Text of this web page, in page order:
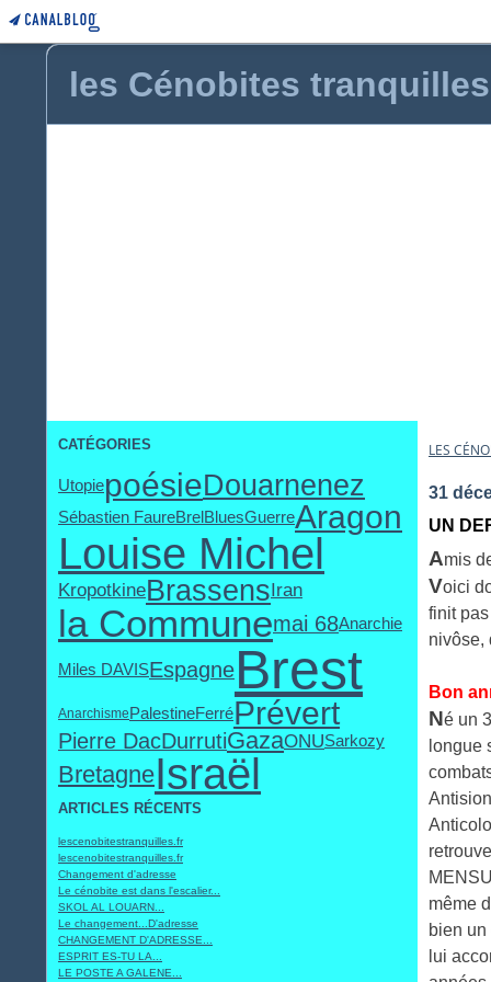
les Cénobites tranquilles
CATÉGORIES
UtopiepoésieDouarnenez
Sébastien FaureBrelBluesGuerreAragon
Louise Michel
KropotkineBrassensIran
la Communemai 68Anarchie
Miles DAVISEspagneBrest
AnarchismePalestineFerréPrévert
Pierre DacDurrutiGazaONUSarkozy
BretagneIsraël
ARTICLES RÉCENTS
lescenobitestranquilles.fr
lescenobitestranquilles.fr
Changement d'adresse
Le cénobite est dans l'escalier...
SKOL AL LOUARN...
Le changement...D'adresse
CHANGEMENT D'ADRESSE...
ESPRIT ES-TU LA...
LE POSTE A GALENE...
LES
31
UN
Amis
Voici
finit
nivôse,
Bon
Né un
longue
même
bien
lui